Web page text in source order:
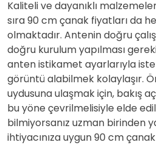
Kaliteli ve dayanıklı
sıra 90 cm çanak fiyatları da
olmaktadır. Antenin doğru
doğru kurulum yapılması
anten istikamet ayarlarıyla
görüntü alabilmek kolaylaşır.
uydusuna ulaşmak için, bakış
bu yöne çevrilmelisiyle elde
bilmiyorsanız uzman birinden
ihtiyacınıza uygun 90 cm